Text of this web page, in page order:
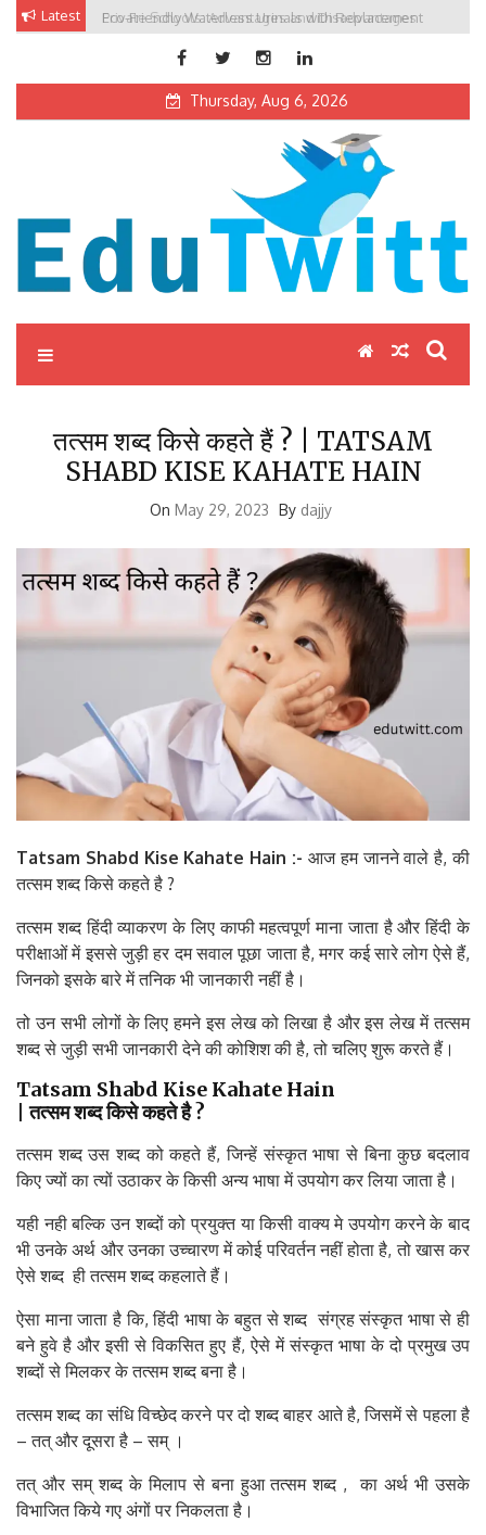
Skip Latest Private Schools: Advantages and Disadvantages
Thursday, Aug 6, 2026
Edutwitt.com
तत्सम शब्द किसे कहते हैं ? | TATSAM
SHABD KISE KAHATE HAIN
On May 29, 2023 By dajjy
Tatsam Shabd Kise Kahate Hain :- आज हम जानने वाले है, की
तत्सम शब्द किसे कहते है ?
तत्सम शब्द हिंदी व्याकरण के लिए काफी महत्वपूर्ण माना जाता है और हिंदी के
परीक्षाओं में इससे जुड़ी हर दम सवाल पूछा जाता है, मगर कई सारे लोग ऐसे हैं,
जिनको इसके बारे में तनिक भी जानकारी नहीं है।
तो उन सभी लोगों के लिए हमने इस लेख को लिखा है और इस लेख में तत्सम
शब्द से जुड़ी सभी जानकारी देने की कोशिश की है, तो चलिए शुरू करते हैं।
Tatsam Shabd Kise Kahate Hain
|तत्समशब्दकिसेकहतेहै?
तत्सम शब्द उस शब्द को कहते हैं, जिन्हें संस्कृत भाषा से बिना कुछ बदलाव
किए ज्यों का त्यों उठाकर के किसी अन्य भाषा में उपयोग कर लिया जाता है।
यही नही बल्कि उन शब्दों को प्रयुक्त या किसी वाक्य मे उपयोग करने के बाद
भी उनके अर्थ और उनका उच्चारण में कोई परिवर्तन नहीं होता है, तो खास कर
ऐसे शब्द ही तत्सम शब्द कहलाते हैं।
ऐसा माना जाता है कि, हिंदी भाषा के बहुत से शब्द संग्रह संस्कृत भाषा से ही
बने हुवे है और इसी से विकसित हुए हैं, ऐसे में संस्कृत भाषा के दो प्रमुख उप
शब्दों से मिलकर के तत्सम शब्द बना है।
तत्सम शब्द का संधि विच्छेद करने पर दो शब्द बाहर आते है, जिसमें से पहला है
– तत् और दूसरा है – सम् ।
तत् और सम् शब्द के मिलाप से बना हुआ तत्सम शब्द , का अर्थ भी उसके
विभाजित किये गए अंगों पर निकलता है।